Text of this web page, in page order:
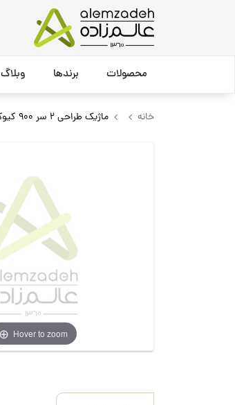
محصولات برندها وبلاگ
خانه ماژیک طراحی 2 سر 900 کیوکالر
Hover to zoom